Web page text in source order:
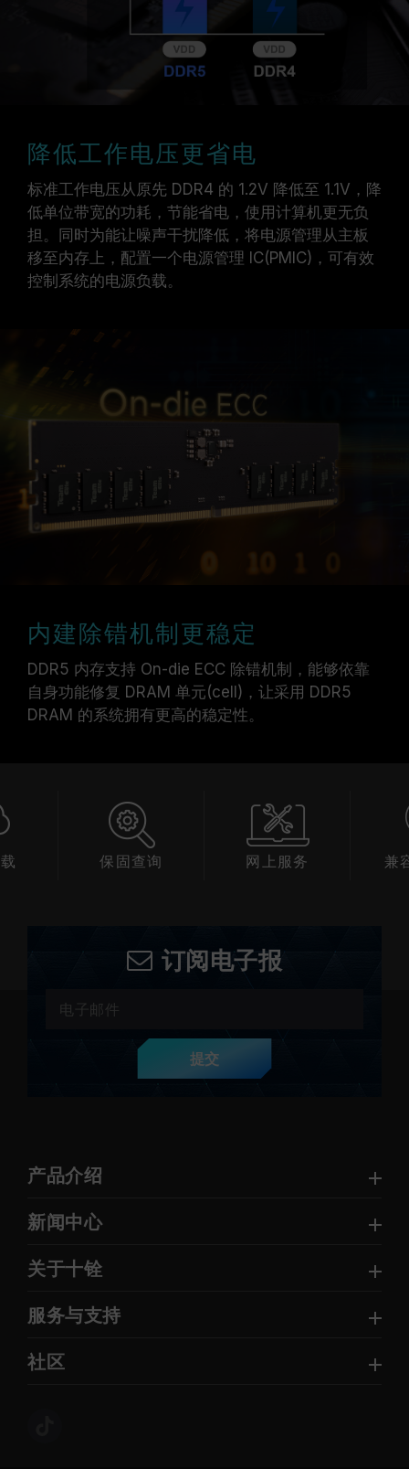
降低工作电压更省电
标准工作电压从原先 DDR4 的 1.2V 降低至 1.1V，降
低单位带宽的功耗，节能省电，使用计算机更无负
担。同时为能让噪声干扰降低，将电源管理从主板
移至内存上，配置一个电源管理 IC(PMIC)，可有效
控制系统的电源负载。
内建除错机制更稳定
DDR5 内存支持 On-die ECC 除错机制，能够依靠
自身功能修复 DRAM 单元(cell)，让采用 DDR5
DRAM 的系统拥有更高的稳定性。
保固查询 网上服务 兼
订阅电子报
提交
产品介绍
新闻中心
关于十铨
服务与支持
社区